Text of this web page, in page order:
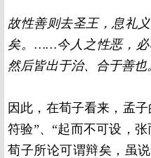
故性善则去圣王，息礼
矣。……今人之性恶，必
然后皆出于治、合于善也
因此，在荀子看来，孟
符验”、“起而不可设，张
荀子所论可谓辩矣，虽